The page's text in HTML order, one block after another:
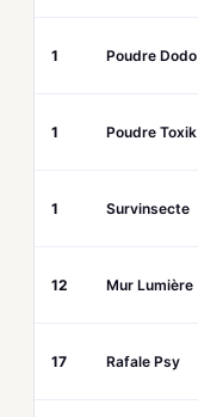
1 Poudre Dodo
1 Poudre Toxik
1 Survinsecte
12 Mur Lumière
17 Rafale Psy